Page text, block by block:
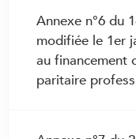
3.27 Congé de
3.28 Allaitement
3.28bis Congé
Annexe n°6 du
modifiée le 1er
au financement
paritaire